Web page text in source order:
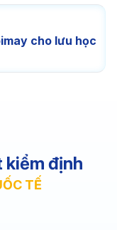
cho lưu học
định
TẾ